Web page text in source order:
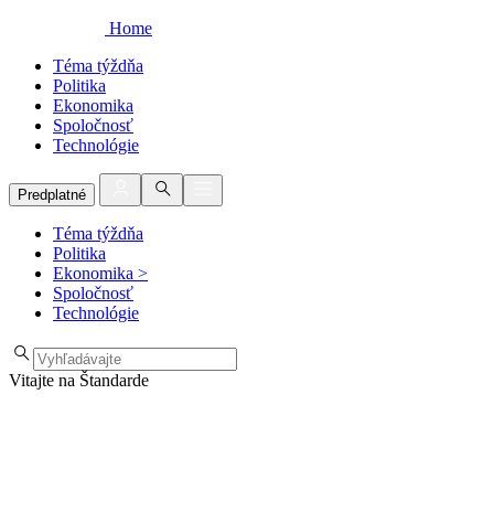
Home
Téma týždňa
Politika
Ekonomika
Spoločnosť
Technológie
Predplatné
Téma týždňa
Politika
Ekonomika >
Spoločnosť
Technológie
Vitajte na Štandarde